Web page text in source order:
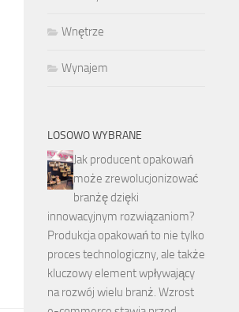
Wnętrze
Wynajem
LOSOWO WYBRANE
Jak producent opakowań
może zrewolucjonizować
branżę dzięki
innowacyjnym rozwiązaniom?
Produkcja opakowań to nie tylko
proces technologiczny, ale także
kluczowy element wpływający
na rozwój wielu branż. Wzrost